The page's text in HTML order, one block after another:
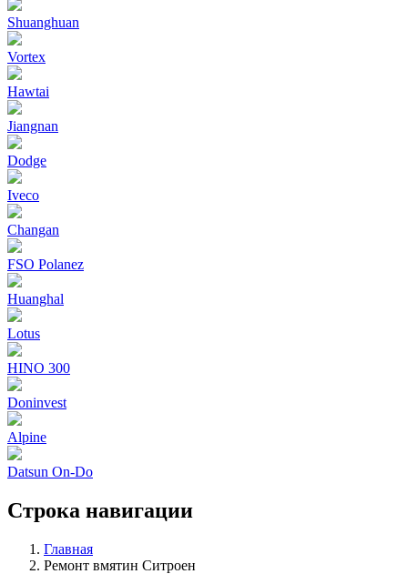
Shuanghuan
Vortex
Hawtai
Jiangnan
Dodge
Iveco
Changan
FSO Polanez
Huanghal
Lotus
HINO 300
Doninvest
Alpine
Datsun On-Do
Строка навигации
Главная
Ремонт вмятин Ситроен